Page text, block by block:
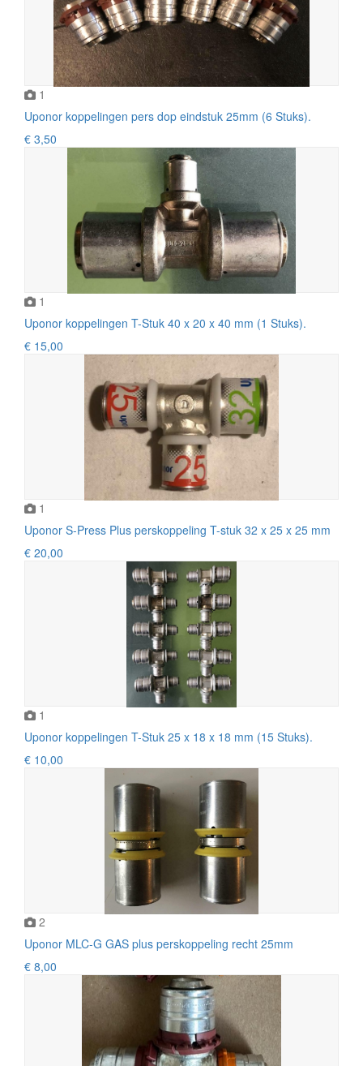
1
Uponor koppelingen pers dop eindstuk 25mm (6 Stuks).
€ 3,50
1
Uponor koppelingen T-Stuk 40 x 20 x 40 mm (1 Stuks).
€ 15,00
1
Uponor S-Press Plus perskoppeling T-stuk 32 x 25 x 25 mm
€ 20,00
1
Uponor koppelingen T-Stuk 25 x 18 x 18 mm (15 Stuks).
€ 10,00
2
Uponor MLC-G GAS plus perskoppeling recht 25mm
€ 8,00